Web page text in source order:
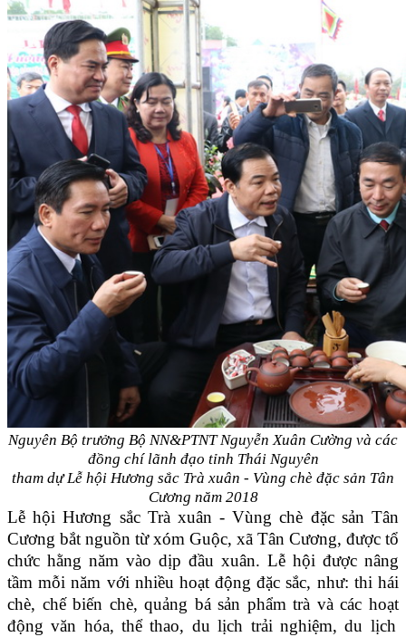
Nguyên Bộ trưởng Bộ NN&PTNT Nguyễn Xuân Cường và các
đồng chí lãnh đạo tỉnh Thái Nguyên
tham dự Lễ hội Hương sắc Trà xuân - Vùng chè đặc sản Tân
Cương năm 2018
Lễ hội Hương sắc Trà xuân - Vùng chè đặc sản Tân
Cương bắt nguồn từ xóm Guộc, xã Tân Cương, được tổ
chức hằng năm vào dịp đầu xuân. Lễ hội được nâng
tầm mỗi năm với nhiều hoạt động đặc sắc, như: thi hái
chè, chế biến chè, quảng bá sản phẩm trà và các hoạt
động văn hóa, thể thao, du lịch trải nghiệm, du lịch